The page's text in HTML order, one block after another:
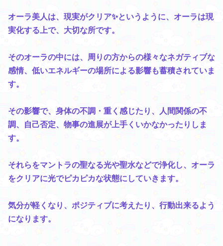
オーラ美人は、現実がクリア✨というように、オーラは現
実化する上で、大切な所です。
そのオーラの中には、周りの方からの様々なネガティブな
感情、低いエネルギーの場所による影響も蓄積されていま
す。
その影響で、身体の不調・重く感じたり、人間関係の不
調、自己否定、物事の進展が上手くいかなかったりしま
す。
それらをマントラの聖なる光や聖水などで浄化し、オーラ
をクリアに光でピカピカな状態にしていきます。
気分が軽くなり、ポジティブに考えたり、行動出来るよう
になります。